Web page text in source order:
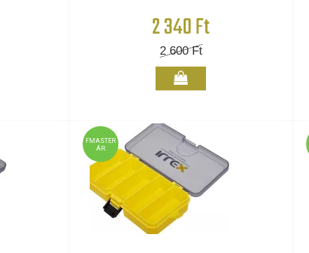
2 340 Ft
2 600Ft
FMASTER
ÁR